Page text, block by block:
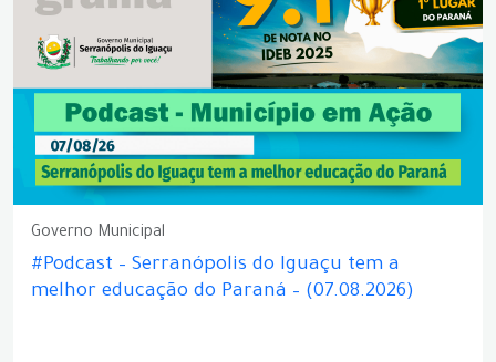
Governo Municipal
#Podcast – Serranópolis do Iguaçu tem a
melhor educação do Paraná – (07.08.2026)